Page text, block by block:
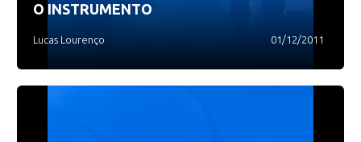
O INSTRUMENTO
Lucas Lourenço 01/12/2011